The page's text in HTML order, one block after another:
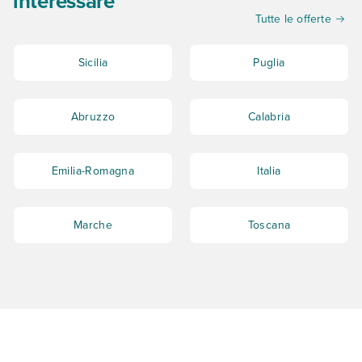
Tutte le offerte
Sicilia Puglia
Abruzzo Calabria
Emilia-Romagna Italia
Marche Toscana